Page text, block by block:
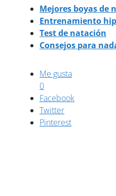
Mejores boyas de
Entrenamiento
Test de natación
Consejos para
Me gusta
0
Facebook
Twitter
Pinterest